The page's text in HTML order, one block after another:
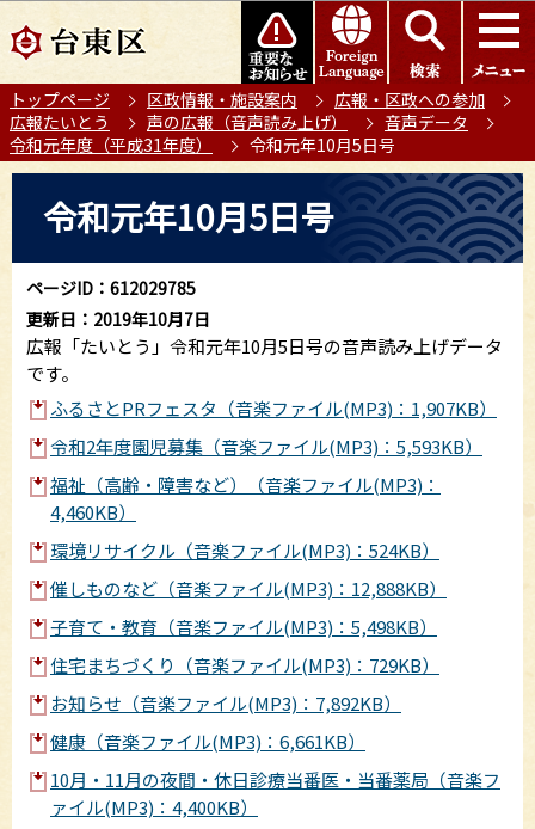
の
ー
ジ
の
このページの本文へ移動
トップページ 区政情報・施設案内
広報・区政への参加
広報たいとう
声の広報（音声読み上げ）
音声データ
令和元年度（平成31年度）
令和元年10月5日号
か
ら
令和元年10月5日号
ページID：612029785
更新日：2019年10月7日
広報「たいとう」令和元年10月5日号の音声読み上げデータ
です。
ふるさとPRフェスタ（音楽ファイル(MP3)：1,907KB）
令和2年度園児募集（音楽ファイル(MP3)：5,593KB）
福祉（高齢・障害など）（音楽ファイル(MP3)：
4,460KB）
環境リサイクル（音楽ファイル(MP3)：524KB）
催しものなど（音楽ファイル(MP3)：12,888KB）
子育て・教育（音楽ファイル(MP3)：5,498KB）
住宅まちづくり（音楽ファイル(MP3)：729KB）
お知らせ（音楽ファイル(MP3)：7,892KB）
健康（音楽ファイル(MP3)：6,661KB）
10月・11月の夜間・休日診療当番医・当番薬局（音楽フ
ァイル(MP3)：4,400KB）